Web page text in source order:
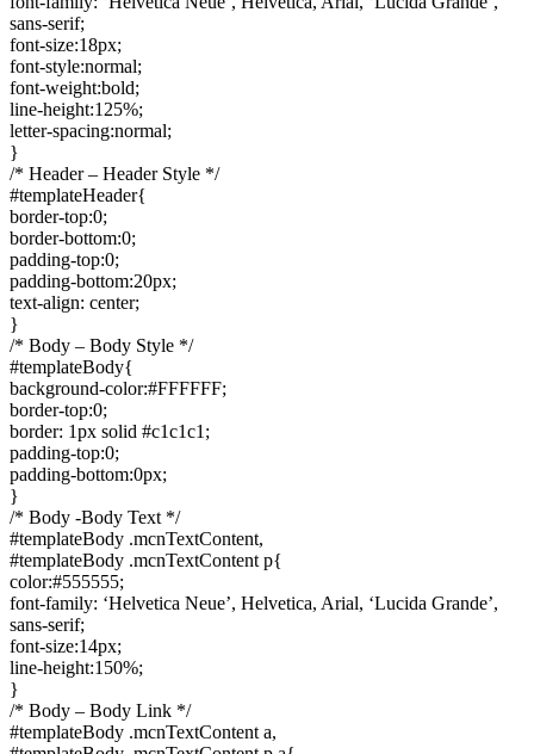
sans-serif;
font-size:18px;
font-style:normal;
font-weight:bold;
line-height:125%;
letter-spacing:normal;
}
/* Header – Header Style */
#templateHeader{
border-top:0;
border-bottom:0;
padding-top:0;
padding-bottom:20px;
text-align: center;
}
/* Body – Body Style */
#templateBody{
background-color:#FFFFFF;
border-top:0;
border: 1px solid #c1c1c1;
padding-top:0;
padding-bottom:0px;
}
/* Body -Body Text */
#templateBody .mcnTextContent,
#templateBody .mcnTextContent p{
color:#555555;
font-family: ‘Helvetica Neue’, Helvetica, Arial, ‘Lucida Grande’,
sans-serif;
font-size:14px;
line-height:150%;
}
/* Body – Body Link */
#templateBody .mcnTextContent a,